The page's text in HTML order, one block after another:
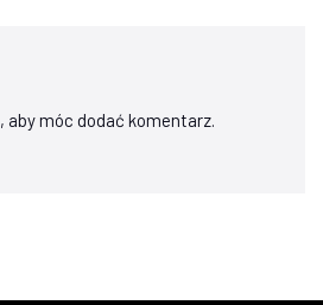
, aby móc dodać komentarz.